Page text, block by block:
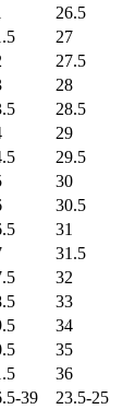
26.5
27
27.5
28
28.5
29
29.5
30
30.5
31
31.5
32
33
34
35
36
39
23.5-25